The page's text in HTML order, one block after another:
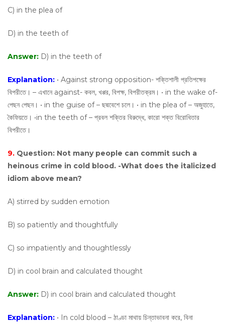
C) in the plea of
D) in the teeth of
Answer: D) in the teeth of
Explanation: • Against strong opposition- শক্তিশালী প্রতিপক্ষের
বিপরীতে। – এখানে against- কবল, খপ্পর, বিপক্ষ, বিপরীতক্রম। • in the wake of-
পেছন পেছন। • in the guise of – ছদ্মবেশে চলে। • in the plea of – অজুহাতে,
কৈফিয়তে। •in the teeth of – প্রবল শক্তির বিরুদ্ধে, কারো শক্ত বিরোধিতার
বিপরীতে।
9. Question: Not many people can commit such a
heinous crime in cold blood. -What does the italicized
idiom above mean?
A) stirred by sudden emotion
B) so patiently and thoughtfully
C) so impatiently and thoughtlessly
D) in cool brain and calculated thought
Answer: D) in cool brain and calculated thought
Explanation: • In cold blood – ঠাণ্ডা মাথায় চিন্তাভাবনা করে, বিনা